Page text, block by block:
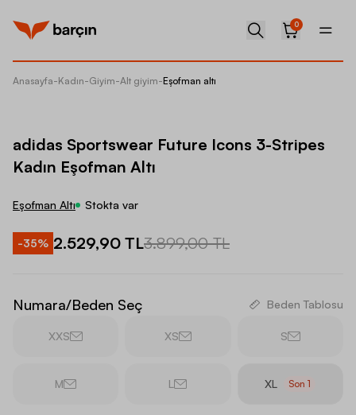
0
Anasayfa-Kadın-Giyim-Alt giyim-Eşofman altı
adidas Sportswear Future Icons 3-Stripes
Kadın Eşofman Altı
Eşofman Altı Stokta var
-35% 2.529,90 TL3.899,00 TL
Numara/Beden Seç Beden Tablosu
XXS XS S
M L XL Son1